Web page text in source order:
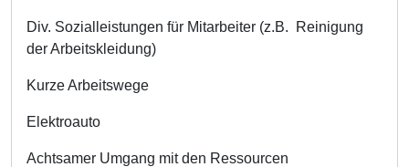
Div. Sozialleistungen für Mitarbeiter (z.B. Reinigung
der Arbeitskleidung)
Kurze Arbeitswege
Elektroauto
Achtsamer Umgang mit den Ressourcen